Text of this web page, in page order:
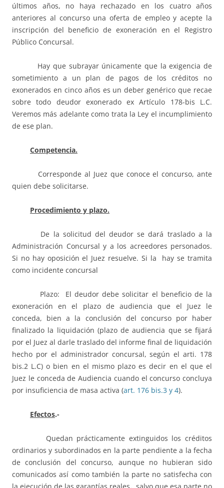
últimos años, no haya rechazado en los cuatro años
anteriores al concurso una oferta de empleo y acepte la
inscripción del beneficio de exoneración en el Registro
Público Concursal.
Hay que subrayar únicamente que la exigencia de
sometimiento a un plan de pagos de los créditos no
exonerados en cinco años es un deber genérico que recae
sobre todo deudor exonerado ex Artículo 178-bis L.C.
Veremos más adelante como trata la Ley el incumplimiento
de ese plan.
Competencia.
Corresponde al Juez que conoce el concurso, ante
quien debe solicitarse.
Procedimiento y plazo.
De la solicitud del deudor se dará traslado a la
Administración Concursal y a los acreedores personados.
Si no hay oposición el Juez resuelve. Si la hay se tramita
como incidente concursal
Plazo: El deudor debe solicitar el beneficio de la
exoneración en el plazo de audiencia que el Juez le
conceda, bien a la conclusión del concurso por haber
finalizado la liquidación (plazo de audiencia que se fijará
por el Juez al darle traslado del informe final de liquidación
hecho por el administrador concursal, según el arti. 178
bis.2 L.C) o bien en el mismo plazo es decir en el que el
Juez le conceda de Audiencia cuando el concurso concluya
por insuficiencia de masa activa (art. 176 bis.3 y 4).
Efectos.-
Quedan prácticamente extinguidos los créditos
ordinarios y subordinados en la parte pendiente a la fecha
de conclusión del concurso, aunque no hubieran sido
comunicados así como también la parte no satisfecha con
la ejecución de las garantías reales, salvo que esa parte no